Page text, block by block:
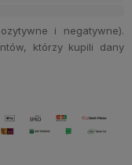
i negatywne).
którzy kupili dany